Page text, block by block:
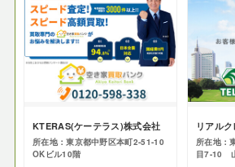
KTERAS(ケーテラス)株式会社
所在地：東京都中野区本町2-51-10
OKビル10階
リアル
所在地：
目7-10